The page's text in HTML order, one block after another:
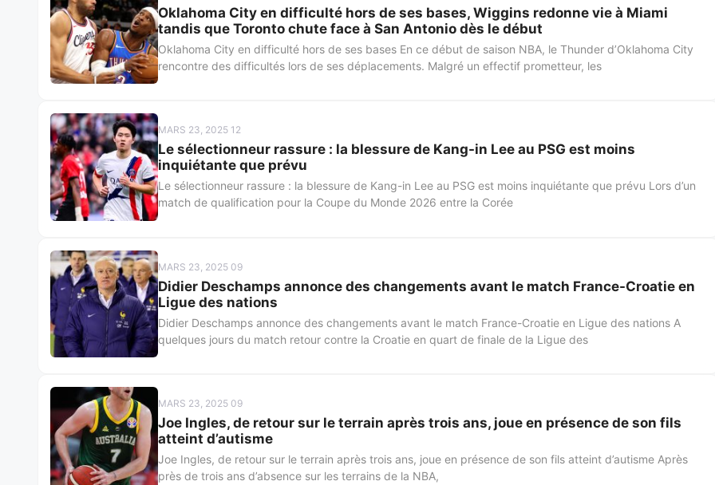
Oklahoma City en difficulté hors de ses bases, Wiggins redonne vie à Miami
tandis que Toronto chute face à San Antonio dès le début
Oklahoma City en difficulté hors de ses bases En ce début de saison NBA, le Thunder d’Oklahoma City
rencontre des difficultés lors de ses déplacements. Malgré un effectif prometteur, les
MARS 23, 2025 12
Le sélectionneur rassure : la blessure de Kang-in Lee au PSG est moins
inquiétante que prévu
Le sélectionneur rassure : la blessure de Kang-in Lee au PSG est moins inquiétante que prévu Lors d’un
match de qualification pour la Coupe du Monde 2026 entre la Corée
MARS 23, 2025 09
Didier Deschamps annonce des changements avant le match France-Croatie en
Ligue des nations
Didier Deschamps annonce des changements avant le match France-Croatie en Ligue des nations A
quelques jours du match retour contre la Croatie en quart de finale de la Ligue des
MARS 23, 2025 09
Joe Ingles, de retour sur le terrain après trois ans, joue en présence de son fils
atteint d’autisme
Joe Ingles, de retour sur le terrain après trois ans, joue en présence de son fils atteint d’autisme Après
près de trois ans d’absence sur les terrains de la NBA,